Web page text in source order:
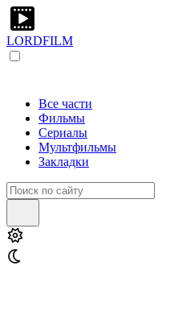
LORDFILM
Все части
Фильмы
Сериалы
Мультфильмы
Закладки